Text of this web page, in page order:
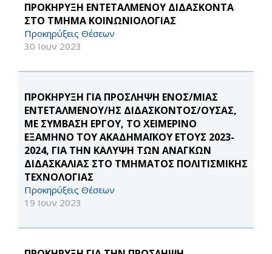
ΠΡΟΚΗΡΥΞΗ ΕΝΤΕΤΑΛΜΕΝΟΥ ΔΙΔΑΣΚΟΝΤΑ
ΣΤΟ ΤΜΗΜΑ ΚΟΙΝΩΝΙΟΛΟΓΙΑΣ
Προκηρύξεις Θέσεων
30 Ιουν 2023
ΠΡΟΚΗΡΥΞΗ ΓΙΑ ΠΡΟΣΛΗΨΗ ΕΝΟΣ/ΜΙΑΣ
ΕΝΤΕΤΑΛΜΕΝΟΥ/ΗΣ ΔΙΔΑΣΚΟΝΤΟΣ/ΟΥΣΑΣ,
ΜΕ ΣΥΜΒΑΣΗ ΕΡΓΟΥ, ΤΟ ΧΕΙΜΕΡΙΝΟ
ΕΞΑΜΗΝΟ ΤΟΥ ΑΚΑΔΗΜΑΪΚΟΥ ΕΤΟΥΣ 2023-
2024, ΓΙΑ ΤΗΝ ΚΑΛΥΨΗ ΤΩΝ ΑΝΑΓΚΩΝ
ΔΙΔΑΣΚΑΛΙΑΣ ΣΤΟ ΤΜΗΜΑΤΟΣ ΠΟΛΙΤΙΣΜΙΚΗΣ
ΤΕΧΝΟΛΟΓΙΑΣ
Προκηρύξεις Θέσεων
19 Ιουν 2023